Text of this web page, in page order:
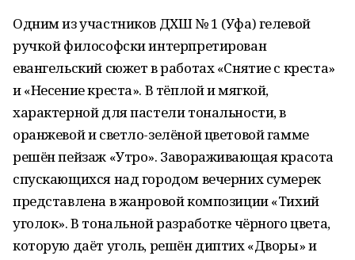
Одним из участников ДХШ № 1 (Уфа) гелевой
ручкой философски интерпретирован
евангельский сюжет в работах «Снятие с креста»
и «Несение креста». В тёплой и мягкой,
характерной для пастели тональности, в
оранжевой и светло-зелёной цветовой гамме
решён пейзаж «Утро». Завораживающая красота
спускающихся над городом вечерних сумерек
представлена в жанровой композиции «Тихий
уголок». В тональной разработке чёрного цвета,
которую даёт уголь, решён диптих «Дворы» и